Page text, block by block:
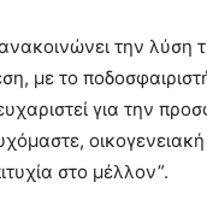
την λύση
με το
για την
οικογενειακή
στο μέλλον”.